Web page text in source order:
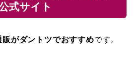
式サイト
がダントツでおすすめです。